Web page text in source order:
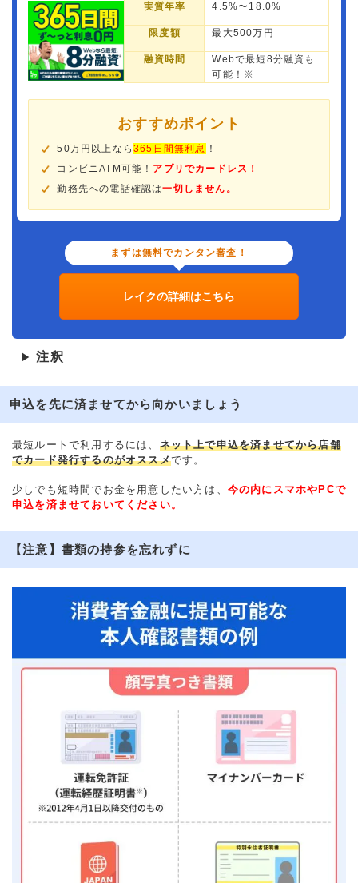
実質年率 4.5%〜18.0%
限度額 最大500万円
融資時間
Webで最短8分融資も
可能！※
おすすめポイント
50万円以上なら365日間無利息 ！
コンビニATM可能！ アプリでカードレス！
勤務先への電話確認は一切しません。
まずは無料でカンタン審査！
レイクの詳細はこちら
▶ 注釈
申込を先に済ませてから向かいましょう
最短ルートで利用するには、 ネット上で申込を済ませてから店舗
でカード発行するのがオススメです。
少しでも短時間でお金を用意したい方は、 今の内にスマホやPCで
申込を済ませておいてください。
【注意】書類の持参を忘れずに